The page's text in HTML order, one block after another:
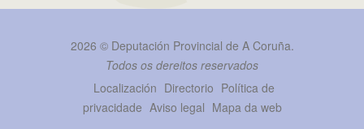
2026 © Deputación Provincial de A Coruña.
Todos os dereitos reservados
Localización Directorio Política de
privacidade Aviso legal Mapa da web